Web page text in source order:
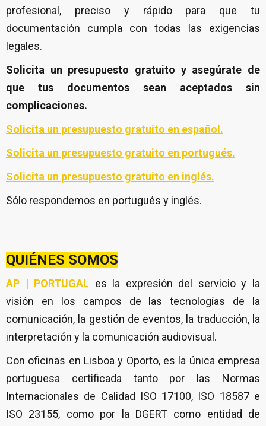
profesional, preciso y rápido para que tu
documentación cumpla con todas las exigencias
legales.
Solicita un presupuesto gratuito y asegúrate de
que tus documentos sean aceptados sin
complicaciones.
Solicita un presupuesto gratuito en español.
Solicita un presupuesto gratuito en portugués.
Solicita un presupuesto gratuito en inglés.
Sólo respondemos en portugués y inglés.
QUIÉNES SOMOS
AP | PORTUGAL es la expresión del servicio y la
visión en los campos de las tecnologías de la
comunicación, la gestión de eventos, la traducción, la
interpretación y la comunicación audiovisual.
Con oficinas en Lisboa y Oporto, es la única empresa
portuguesa certificada tanto por las Normas
Internacionales de Calidad ISO 17100, ISO 18587 e
ISO 23155, como por la DGERT como entidad de